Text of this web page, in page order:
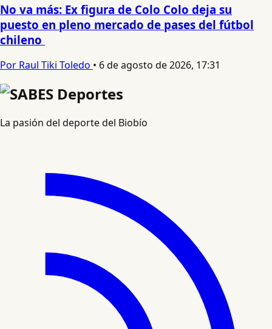
No va más: Ex figura de Colo Colo deja su
puesto en pleno mercado de pases del fútbol
chileno
Por Raul Tiki Toledo • 6 de agosto de 2026, 17:31
La pasión del deporte del Biobío